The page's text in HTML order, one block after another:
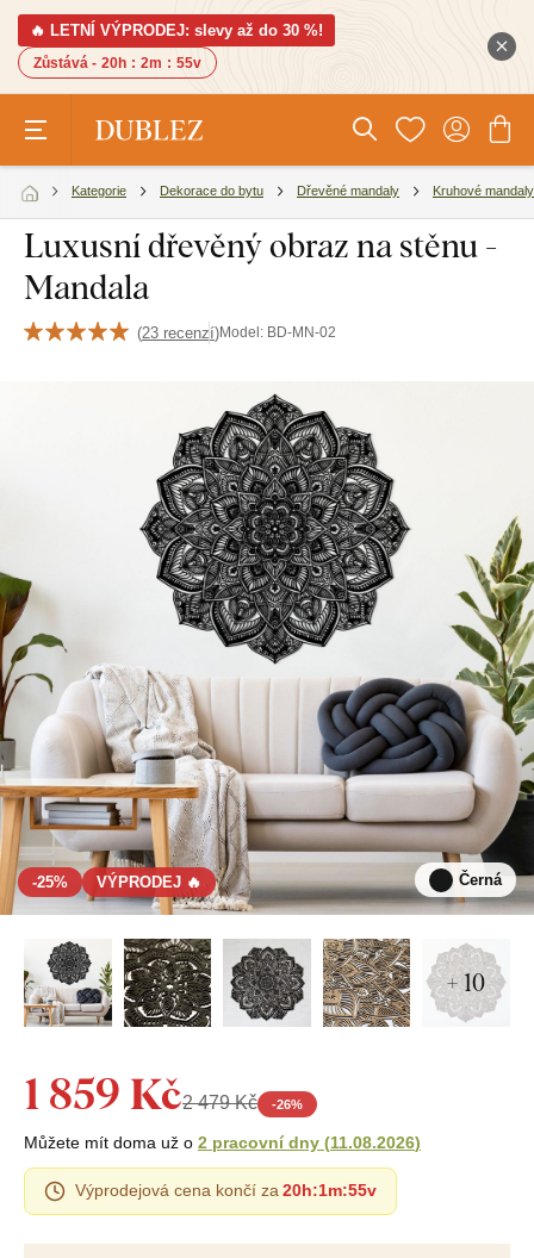
🔥 LETNÍ VÝPRODEJ: slevy až do 30 %!
Zůstává - 20h : 2m : 54v
Kategorie Dekorace do bytu Dřevěné mandaly Kruhové mandaly
Luxusní dřevěný obraz na stěnu -
Mandala
(23 recenzí)Model: BD-MN-02
-25% VÝPRODEJ 🔥 Černá
+ 10
1 859 Kč2 479 Kč -26%
Můžete mít doma už o 2 pracovní dny (11.08.2026)
Výprodejová cena končí za 20h:1m:54v